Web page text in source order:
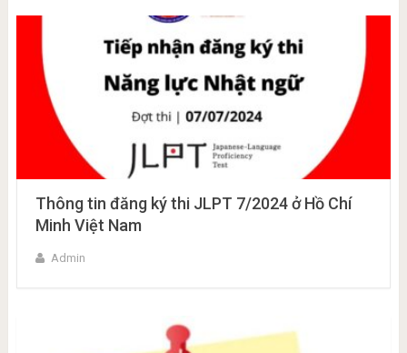
Thông tin đăng ký thi JLPT 7/2024 ở Hồ Chí
Minh Việt Nam
Admin